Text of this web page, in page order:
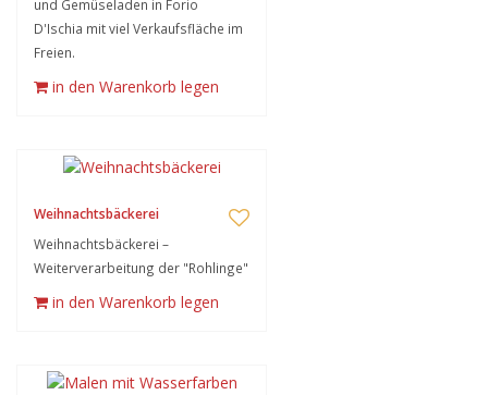
und Gemüseladen in Forio
D'Ischia mit viel Verkaufsfläche im
Freien.
in den Warenkorb legen
Weihnachtsbäckerei
Weihnachtsbäckerei –
Weiterverarbeitung der "Rohlinge"
in den Warenkorb legen